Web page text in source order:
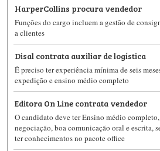
HarperCollins procura vendedor
Funções do cargo incluem a gestão de
a clientes
Disal contrata auxiliar de logística
É preciso ter experiência mínima de seis
expedição e ensino médio completo
Editora On Line contrata vendedor
O candidato deve ter Ensino médio
negociação, boa comunicação oral e escrita,
ter conhecimentos no pacote office